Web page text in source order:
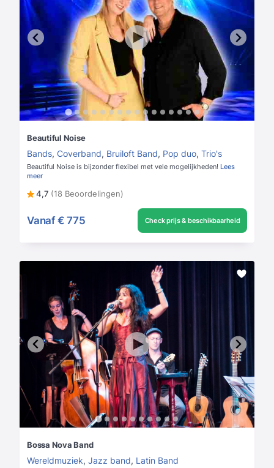
Beautiful Noise
Bands, Coverband, Bruiloft Band, Pop duo, Trio's
Beautiful Noise is bijzonder flexibel met vele mogelijkheden! Lees
meer
4,7 (18 Beoordelingen)
Vanaf € 775 Check prijs & beschikbaarheid
Bossa Nova Band
Wereldmuziek, Jazz band, Latin Band